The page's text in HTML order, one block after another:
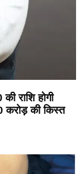
राशि होगी
करोड़ की किस्त